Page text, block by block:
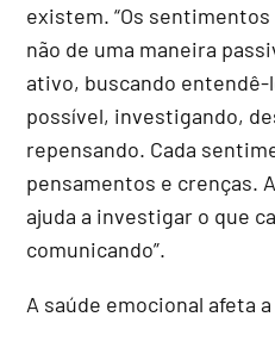
existem. “Os
não de uma maneira
ativo, buscando entendê-
possível, investigando,
repensando. Cada
pensamentos e crenças.
ajuda a investigar o que
comunicando”.
A saúde emocional afeta